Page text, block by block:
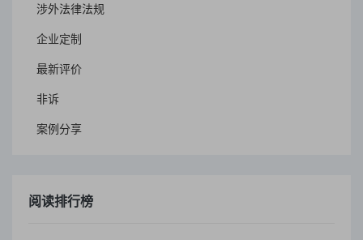
涉外法律法规
企业定制
最新评价
非诉
案例分享
阅读排行榜